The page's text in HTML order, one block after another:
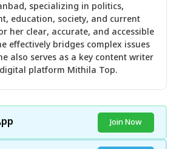
specializing in politics,
education, society, and current
her clear, accurate, and accessible
effectively bridges complex issues
also serves as a key content writer
platform Mithila Top.
Join Now